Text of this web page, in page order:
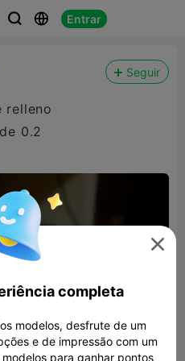
  Entrar
Seguir
relleno
0.2

completa
modelos, desfrute de um
e de impressão com um
para ganhar pontos